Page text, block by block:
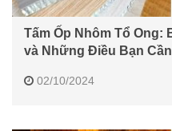
Tấm Ốp Nhôm Tổ Ong:
và Những Điều Bạn
02/10/2024